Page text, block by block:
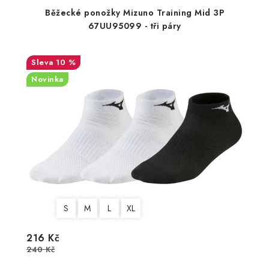
Běžecké ponožky Mizuno Training Mid 3P
67UU95099 - tři páry
10 %
Novinka
S M L XL
216 Kč
240 Kč